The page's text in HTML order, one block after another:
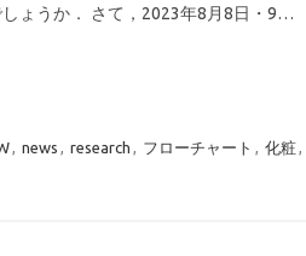
ょうか． さて，2023年8月8日・9…
, news , research , フローチャート , 化粧,